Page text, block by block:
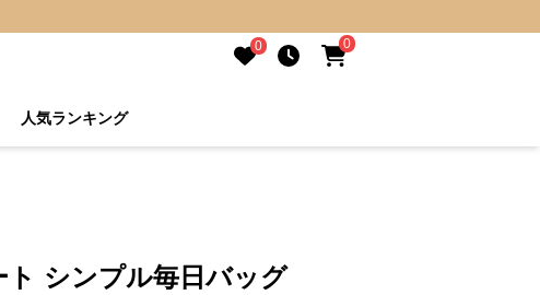
0 0
人気ランキング
ト シンプル毎日バッグ